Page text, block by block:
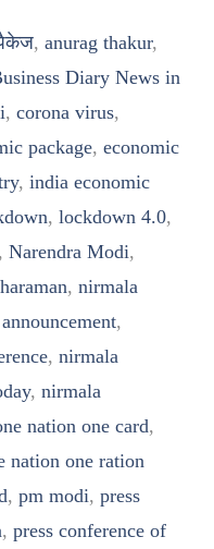
, anurag thakur,
Diary News in
, corona virus,
package, economic
, india economic
, lockdown 4.0,
, Narendra Modi,
, nirmala
,
, nirmala
, nirmala
nation one card,
nation one ration
, pm modi, press
, press conference of